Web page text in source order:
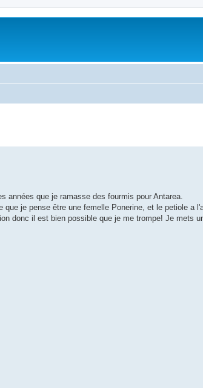
années que je ramasse des fourmis pour Antarea.
je pense être une femelle Ponerine, et le petiole a
donc il est bien possible que je me trompe! Je mets